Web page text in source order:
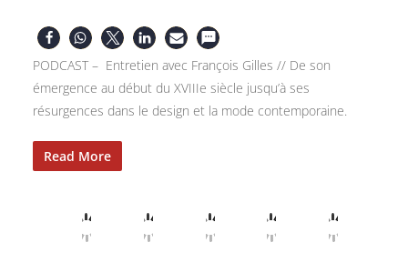
PODCAST – Entretien avec François Gilles // De son
émergence au début du XVIIIe siècle jusqu’à ses
résurgences dans le design et la mode contemporaine.
Read More